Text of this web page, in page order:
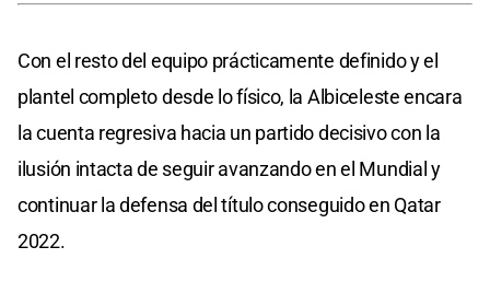
Con el resto del equipo prácticamente definido y el
plantel completo desde lo físico, la Albiceleste encara
la cuenta regresiva hacia un partido decisivo con la
ilusión intacta de seguir avanzando en el Mundial y
continuar la defensa del título conseguido en Qatar
2022.